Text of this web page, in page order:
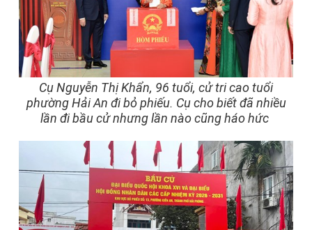
Cụ Nguyễn Thị Khẩn, 96 tuổi, cử tri cao tuổi
phường Hải An đi bỏ phiếu. Cụ cho biết đã nhiều
lần đi bầu cử nhưng lần nào cũng háo hức